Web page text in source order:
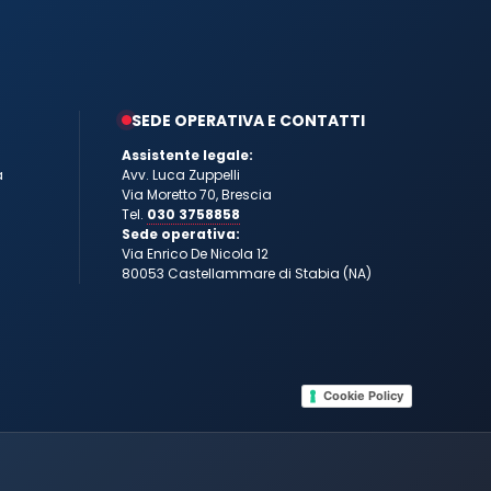
SEDE OPERATIVA E CONTATTI
Assistente legale:
Avv. Luca Zuppelli
Via Moretto 70, Brescia
Tel. 030 3758858
Sede operativa:
Via Enrico De Nicola 12
80053 Castellammare di Stabia (NA)
Cookie Policy